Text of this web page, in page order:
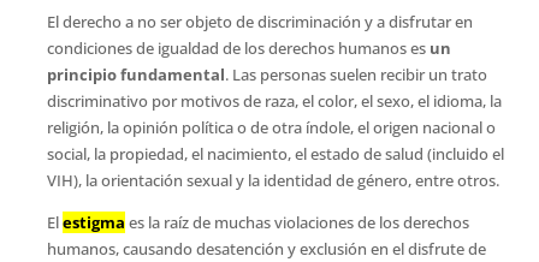
El derecho a no ser objeto de discriminación y a disfrutar en
condiciones de igualdad de los derechos humanos es un
principio fundamental. Las personas suelen recibir un trato
discriminativo por motivos de raza, el color, el sexo, el idioma, la
religión, la opinión política o de otra índole, el origen nacional o
social, la propiedad, el nacimiento, el estado de salud (incluido el
VIH), la orientación sexual y la identidad de género, entre otros.
Elestigma es la raíz de muchas violaciones de los derechos
humanos, causando desatención y exclusión en el disfrute de